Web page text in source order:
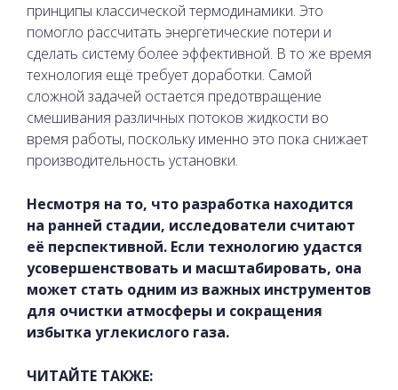
принципы классической термодинамики. Это
помогло рассчитать энергетические потери и
сделать систему более эффективной. В то же время
технология ещё требует доработки. Самой
сложной задачей остается предотвращение
смешивания различных потоков жидкости во
время работы, поскольку именно это пока снижает
производительность установки.
Несмотря на то, что разработка находится
на ранней стадии, исследователи считают
её перспективной. Если технологию удастся
усовершенствовать и масштабировать, она
может стать одним из важных инструментов
для очистки атмосферы и сокращения
избытка углекислого газа.
ЧИТАЙТЕ ТАКЖЕ: